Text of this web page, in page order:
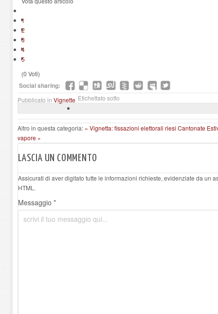
1
2
3
4
5
(0 Voti)
Social sharing:
Pubblicato in Vignette Etichettato sotto
Altro in questa categoria: « Vignetta: fissazioni elettorali riesi Cantonate
vapore »
LASCIA UN COMMENTO
Assicurati di aver digitato tutte le informazioni richieste, evidenziate da un
HTML.
Messaggio *